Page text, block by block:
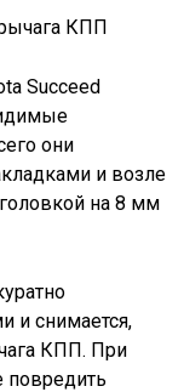
Succeed
они
и возле
на 8 мм
и снимается,
КПП. При
повредить